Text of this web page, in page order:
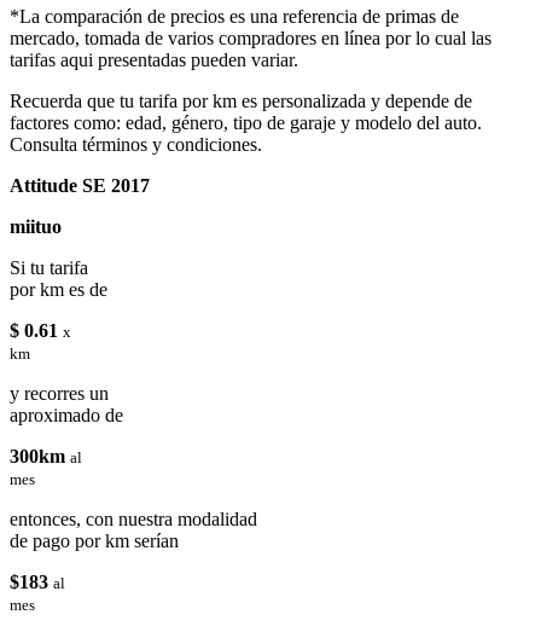
*La comparación de precios es una referencia de primas de
mercado, tomada de varios compradores en línea por lo cual las
tarifas aqui presentadas pueden variar.
Recuerda que tu tarifa por km es personalizada y depende de
factores como: edad, género, tipo de garaje y modelo del auto.
Consulta términos y condiciones.
Attitude SE 2017
miituo
Si tu tarifa
por km es de
$ 0.61 x
km
y recorres un
aproximado de
300km al
mes
entonces, con nuestra modalidad
de pago por km serían
$183 al
mes